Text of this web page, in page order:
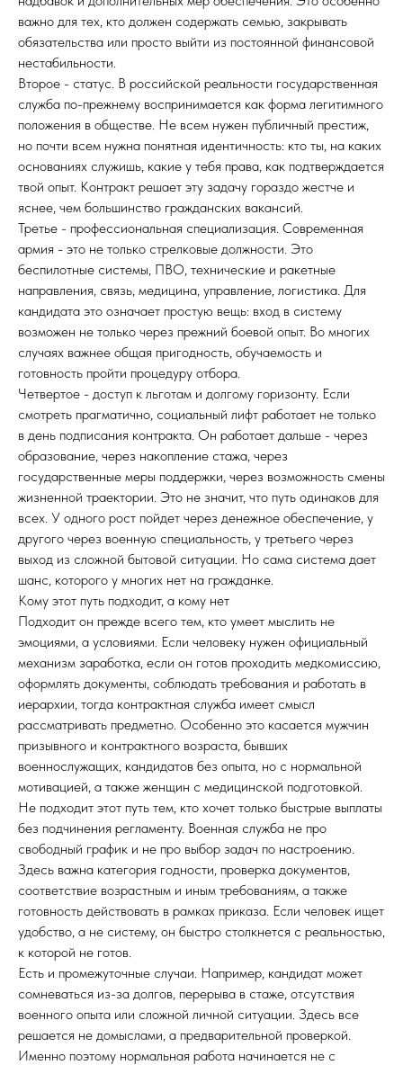
важно для тех, кто должен содержать семью, закрывать
обязательства или просто выйти из постоянной финансовой
нестабильности.
Второе - статус. В российской реальности государственная
служба по-прежнему воспринимается как форма легитимного
положения в обществе. Не всем нужен публичный престиж,
но почти всем нужна понятная идентичность: кто ты, на каких
основаниях служишь, какие у тебя права, как подтверждается
твой опыт. Контракт решает эту задачу гораздо жестче и
яснее, чем большинство гражданских вакансий.
Третье - профессиональная специализация. Современная
армия - это не только стрелковые должности. Это
беспилотные системы, ПВО, технические и ракетные
направления, связь, медицина, управление, логистика. Для
кандидата это означает простую вещь: вход в систему
возможен не только через прежний боевой опыт. Во многих
случаях важнее общая пригодность, обучаемость и
готовность пройти процедуру отбора.
Четвертое - доступ к льготам и долгому горизонту. Если
смотреть прагматично, социальный лифт работает не только
в день подписания контракта. Он работает дальше - через
образование, через накопление стажа, через
государственные меры поддержки, через возможность смены
жизненной траектории. Это не значит, что путь одинаков для
всех. У одного рост пойдет через денежное обеспечение, у
другого через военную специальность, у третьего через
выход из сложной бытовой ситуации. Но сама система дает
шанс, которого у многих нет на гражданке.
Кому этот путь подходит, а кому нет
Подходит он прежде всего тем, кто умеет мыслить не
эмоциями, а условиями. Если человеку нужен официальный
механизм заработка, если он готов проходить медкомиссию,
оформлять документы, соблюдать требования и работать в
иерархии, тогда контрактная служба имеет смысл
рассматривать предметно. Особенно это касается мужчин
призывного и контрактного возраста, бывших
военнослужащих, кандидатов без опыта, но с нормальной
мотивацией, а также женщин с медицинской подготовкой.
Не подходит этот путь тем, кто хочет только быстрые выплаты
без подчинения регламенту. Военная служба не про
свободный график и не про выбор задач по настроению.
Здесь важна категория годности, проверка документов,
соответствие возрастным и иным требованиям, а также
готовность действовать в рамках приказа. Если человек ищет
удобство, а не систему, он быстро столкнется с реальностью,
к которой не готов.
Есть и промежуточные случаи. Например, кандидат может
сомневаться из-за долгов, перерыва в стаже, отсутствия
военного опыта или сложной личной ситуации. Здесь все
решается не домыслами, а предварительной проверкой.
Именно поэтому нормальная работа начинается не с